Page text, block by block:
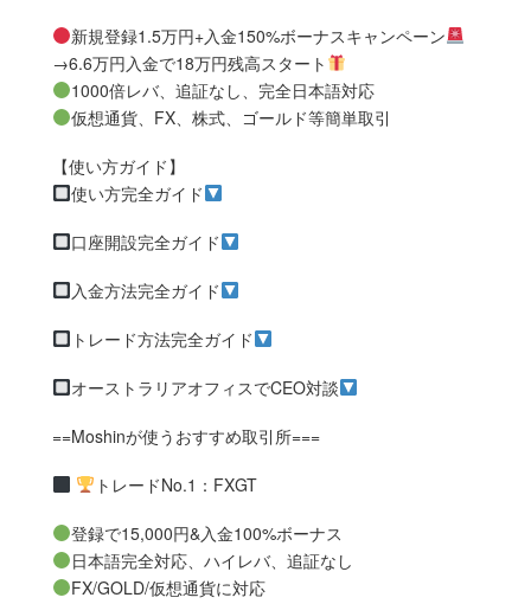
新規登録1.5万円+入金150%ボーナスキャンペーン
→6.6万円入金で18万円残高スタート
1000倍レバ、追証なし、完全日本語対応
仮想通貨、FX、株式、ゴールド等簡単取引
【使い方ガイド】
使い方完全ガイド
口座開設完全ガイド
入金方法完全ガイド
トレード方法完全ガイド
オーストラリアオフィスでCEO対談
==Moshinが使うおすすめ取引所===
トレードNo.1：FXGT
登録で15,000円&入金100%ボーナス
日本語完全対応、ハイレバ、追証なし
FX/GOLD/仮想通貨に対応